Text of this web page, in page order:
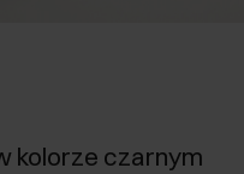
kolorze czarnym